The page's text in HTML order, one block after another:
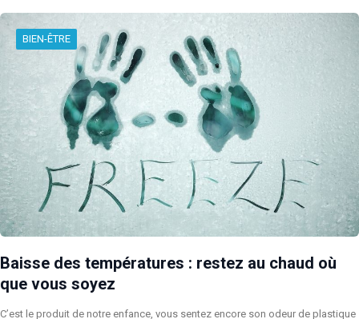
BIEN-ÊTRE
Baisse des températures : restez au chaud où
que vous soyez
C’est le produit de notre enfance, vous sentez encore son odeur de plastique